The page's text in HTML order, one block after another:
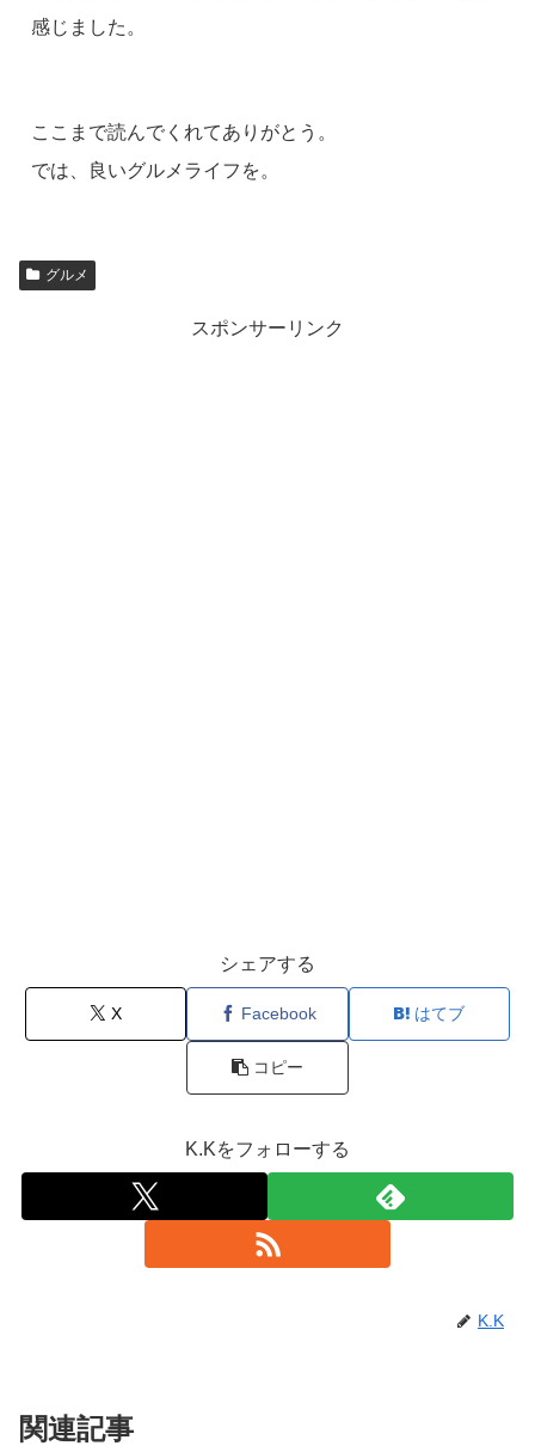
感じました。
ここまで読んでくれてありがとう。
では、良いグルメライフを。
グルメ
スポンサーリンク
シェアする
X Facebook はてブ
コピー
K.Kをフォローする
K.K
関連記事